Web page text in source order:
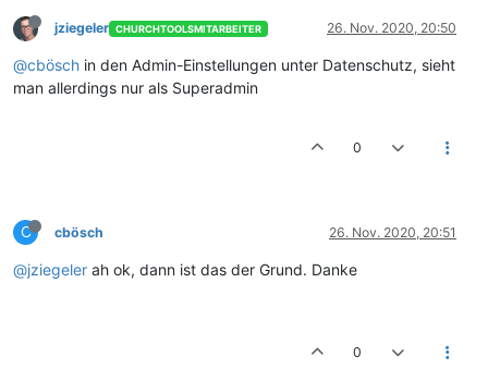
jziegeler CHURCHTOOLSMITARBEITER 26. Nov. 2020, 20:50
@cbösch in den Admin-Einstellungen unter Datenschutz, sieht
man allerdings nur als Superadmin
0
C cbösch 26. Nov. 2020, 20:51
@jziegeler ah ok, dann ist das der Grund. Danke
0